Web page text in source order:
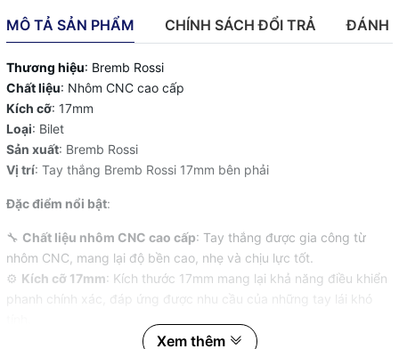
MÔ TẢ SẢN PHẨM CHÍNH SÁCH ĐỔI TRẢ ĐÁNH
Thương hiệu: Bremb Rossi
Chất liệu: Nhôm CNC cao cấp
Kích cỡ: 17mm
Loại: Bilet
Sản xuất: Bremb Rossi
Vị trí: Tay thắng Bremb Rossi 17mm bên phải
Đặc điểm nổi bật:
🔧 Chất liệu nhôm CNC cao cấp: Tay thắng được gia công từ
nhôm CNC, mang lại độ bền cao, nhẹ và chịu lực tốt.
⚙️ Kích cỡ 17mm: Kích thước 17mm mang lại khả năng điều khiển
phanh chính xác, đáp ứng được nhu cầu của những tay lái khó
: Màu bilet tinh tế giúp chiếc xe của bạn thêm
Xem thêm